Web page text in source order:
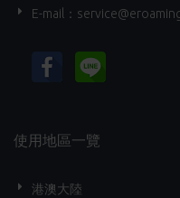
E-mail：
使用地區一覽
港澳大陸